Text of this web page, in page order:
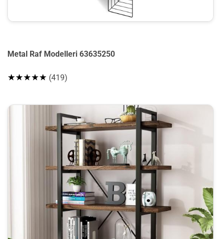
Metal Raf Modelleri 63635250
★★★★★ (419)